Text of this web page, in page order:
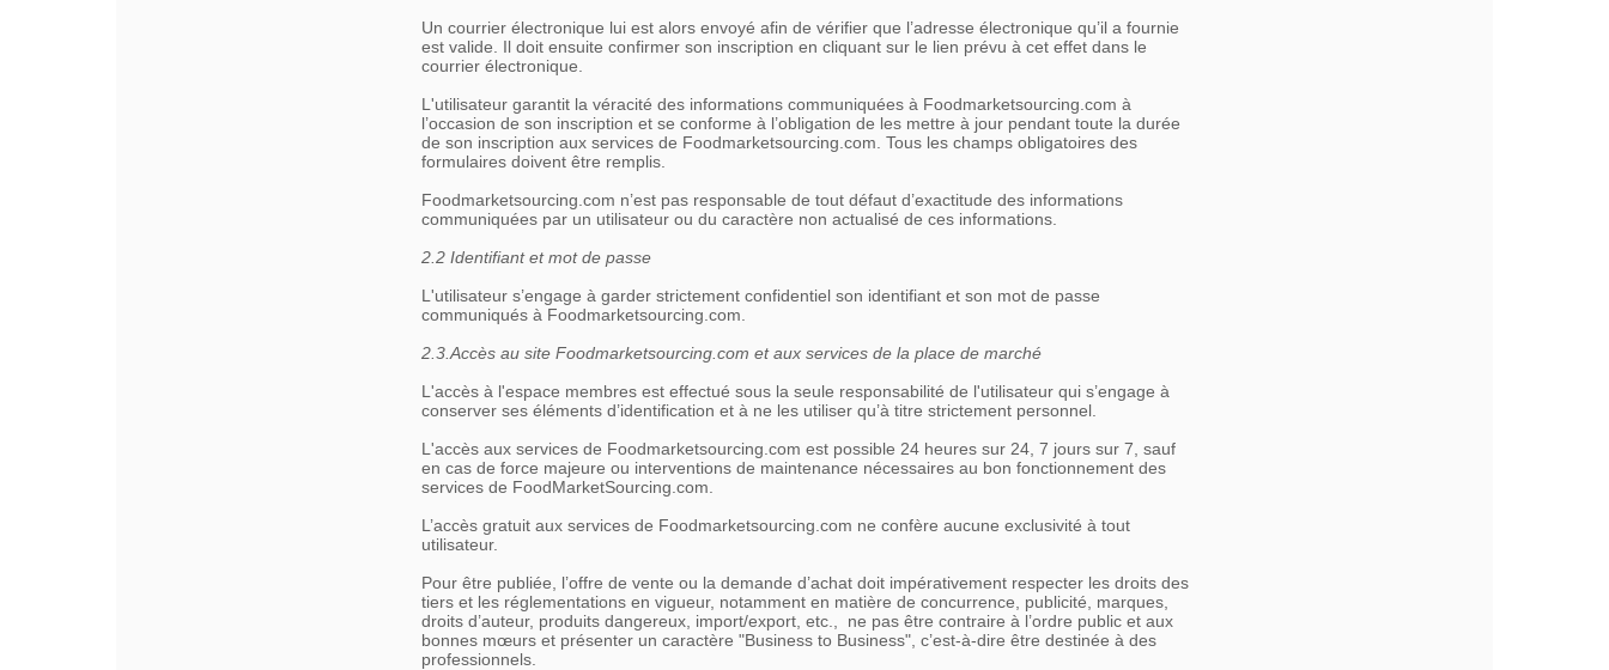
Un courrier électronique lui est alors envoyé afin de vérifier que l’adresse électronique qu’il a fournie
est valide. Il doit ensuite confirmer son inscription en cliquant sur le lien prévu à cet effet dans le
courrier électronique.
L'utilisateur garantit la véracité des informations communiquées à Foodmarketsourcing.com à
l’occasion de son inscription et se conforme à l’obligation de les mettre à jour pendant toute la durée
de son inscription aux services de Foodmarketsourcing.com. Tous les champs obligatoires des
formulaires doivent être remplis.
Foodmarketsourcing.com n’est pas responsable de tout défaut d’exactitude des informations
communiquées par un utilisateur ou du caractère non actualisé de ces informations.
2.2 Identifiant et mot de passe
L'utilisateur s’engage à garder strictement confidentiel son identifiant et son mot de passe
communiqués à Foodmarketsourcing.com.
2.3.Accès au site Foodmarketsourcing.com et aux services de la place de marché
L'accès à l'espace membres est effectué sous la seule responsabilité de l'utilisateur qui s’engage à
conserver ses éléments d’identification et à ne les utiliser qu’à titre strictement personnel.
L'accès aux services de Foodmarketsourcing.com est possible 24 heures sur 24, 7 jours sur 7, sauf
en cas de force majeure ou interventions de maintenance nécessaires au bon fonctionnement des
services de FoodMarketSourcing.com.
L’accès gratuit aux services de Foodmarketsourcing.com ne confère aucune exclusivité à tout
utilisateur.
Pour être publiée, l’offre de vente ou la demande d’achat doit impérativement respecter les droits des
tiers et les réglementations en vigueur, notamment en matière de concurrence, publicité, marques,
droits d’auteur, produits dangereux, import/export, etc., ne pas être contraire à l’ordre public et aux
bonnes mœurs et présenter un caractère "Business to Business", c’est-à-dire être destinée à des
professionnels.